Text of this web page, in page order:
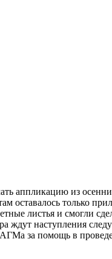
из
оставалось только
листья и смогли
ждут наступления
за помощь в